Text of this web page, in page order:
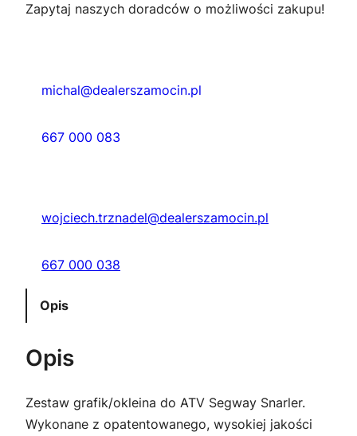
Zapytaj naszych doradców o możliwości zakupu!
michal@dealerszamocin.pl
667 000 083
wojciech.trznadel@dealerszamocin.pl
667 000 038
Opis
Opis
Zestaw grafik/okleina do ATV Segway Snarler.
Wykonane z opatentowanego, wysokiej jakości